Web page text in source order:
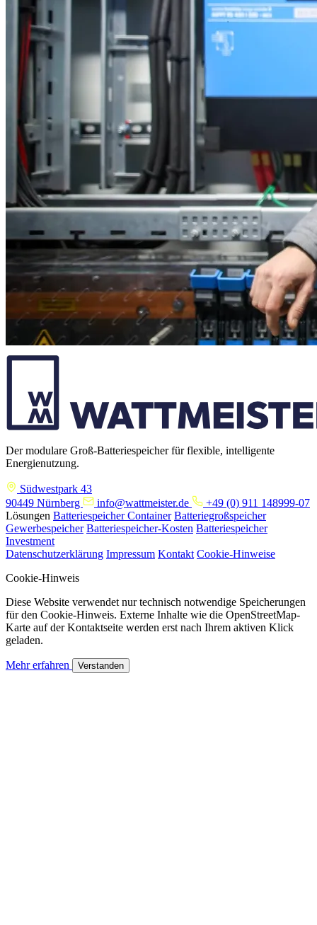
Der modulare Groß-Batteriespeicher für flexible, intelligente
Energienutzung.
Südwestpark 43
90449 Nürnberg
info@wattmeister.de
+49 (0) 911 148999-07
Lösungen Batteriespeicher Container Batteriegroßspeicher
Gewerbespeicher Batteriespeicher-Kosten Batteriespeicher
Investment
Datenschutzerklärung Impressum Kontakt Cookie-Hinweise
Cookie-Hinweis
Diese Website verwendet nur technisch notwendige Speicherungen
für den Cookie-Hinweis. Externe Inhalte wie die OpenStreetMap-
Karte auf der Kontaktseite werden erst nach Ihrem aktiven Klick
geladen.
Mehr erfahren Verstanden